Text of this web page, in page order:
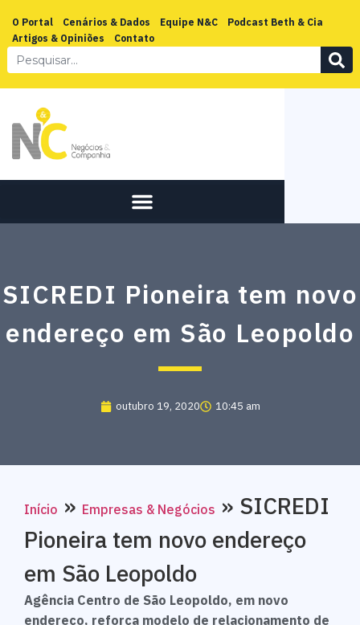
O Portal Cenários & Dados Equipe N&C
Podcast Beth & Cia
Artigos & Opiniões
Contato
SICREDI Pioneira tem novo
endereço em São Leopoldo
outubro 19, 2020 10:45 am
Início » Empresas & Negócios » SICREDI
Pioneira tem novo endereço
em São Leopoldo
Agência Centro de São Leopoldo, em novo
endereço, reforça modelo de relacionamento de